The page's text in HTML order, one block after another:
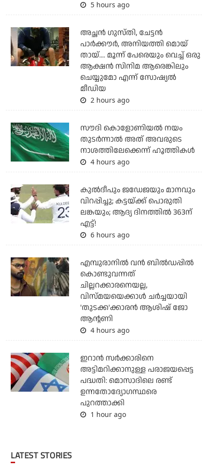
5 hours ago
അച്ഛന്‍ ഗുസ്തി, ചേട്ടന്‍
പാര്‍ക്കൗര്‍, അനിയത്തി മൊയ്
തായ്.... മൂന്ന് പേരെയും വെച്ച് ഒരു
ആക്ഷന്‍ സിനിമ ആരെങ്കിലും
ചെയ്യുമോ എന്ന് സോഷ്യല്‍
മീഡിയ
2 hours ago
സൗദി കൊളോണിയല്‍ നയം
തുടര്‍ന്നാല്‍ അത് അവരുടെ
നാശത്തിലേക്കെന്ന് ഹൂത്തികള്‍
4 hours ago
കുല്‍ദീപും ജഡേജയും മാനവും
വിറപ്പിച്ചു; കട്ടയ്ക്ക് പൊരുതി
ലങ്കയും; ആദ്യ ദിനത്തില്‍ 363ന്
എട്ട്!
6 hours ago
എമ്പുരാനില്‍ വന്‍ ബില്‍ഡപ്പില്‍
കൊണ്ടുവന്നത്
ചില്ലറക്കാരനെയല്ല,
വിസ്മയയെക്കാള്‍ ചര്‍ച്ചയായി
'തുടക്ക'ക്കാരന്‍ ആശിഷ് ജോ
ആന്റണി
4 hours ago
ഇറാന്‍ സര്‍ക്കാരിനെ
അട്ടിമറിക്കാനുള്ള പരാജയപ്പെട്ട
പദ്ധതി: മൊസാദിലെ രണ്ട്
ഉന്നതോദ്യോഗസ്ഥരെ
പുറത്താക്കി
1 hour ago
LATEST STORIES